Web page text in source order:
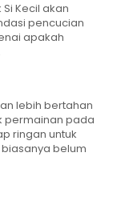
Kecil akan
pencucian
apakah
lebih bertahan
permainan pada
ringan untuk
belum